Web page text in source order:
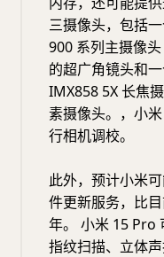
三摄像头，包括
900 系列主摄像
的超广角镜头和
IMX858 5X 长焦
素摄像头。，小
行相机调校。
此外，预计小米
件更新服务，比
年。 小米 15 Pro
指纹扫描、立体声